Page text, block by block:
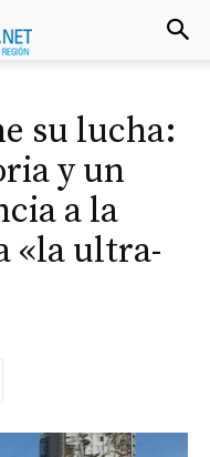
su lucha:
y un
a la
«la ultra-